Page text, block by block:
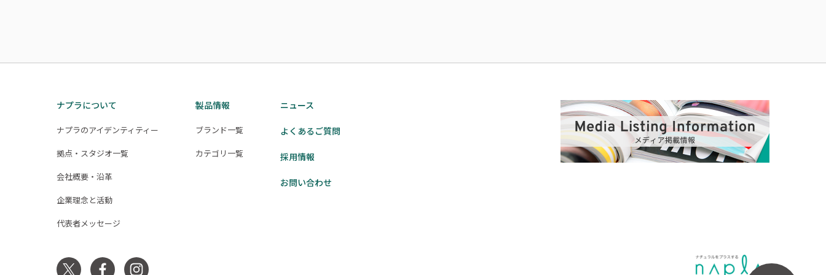
ナプラについて
ナプラのアイデンティティー
拠点・スタジオ一覧
会社概要・沿革
企業理念と活動
代表者メッセージ
製品情報
ブランド一覧
カテゴリ一覧
ニュース
よくあるご質問
採用情報
お問い合わせ